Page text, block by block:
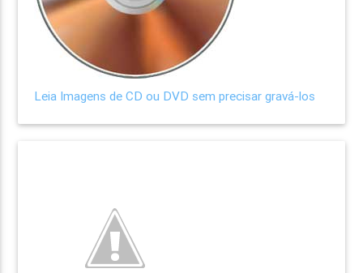
Leia Imagens de CD ou DVD sem precisar gravá-los